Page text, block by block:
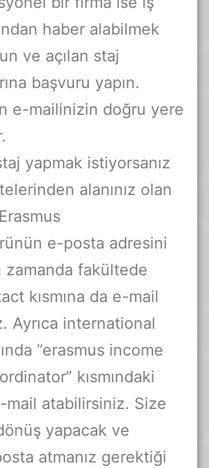
haber alabilmek
ve açılan staj
başvuru yapın.
e-mailinizin doğru yere
yapmak istiyorsanız
alanınız olan
e-posta adresini
zamanda fakültede
kısmına da e-mail
Ayrıca international
”erasmus income
kısmındaki
mail atabilirsiniz. Size
yapacak ve
atmanız gerektiği